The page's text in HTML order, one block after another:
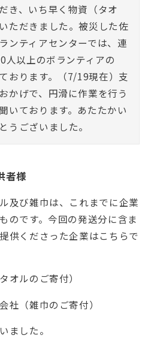
き、いち早く物資（タオ
ただきました。被災した佐
ンティアセンターでは、連
人以上のボランティアの
おります。（7/19現在）支
かげで、円滑に作業を行う
いております。あたたかい
うございました。
者様
及び雑巾は、これまでに企業
のです。今回の発送分に含ま
供くださった企業はこちらで
オルのご寄付）
社（雑巾のご寄付）
ました。